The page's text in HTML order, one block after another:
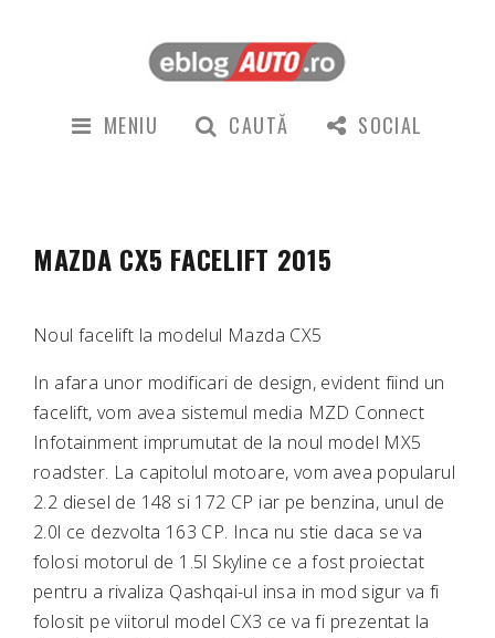
MENIU CAUTĂ SOCIAL
MAZDA CX5 FACELIFT 2015
Noul facelift la modelul Mazda CX5
In afara unor modificari de design, evident fiind un
facelift, vom avea sistemul media MZD Connect
Infotainment imprumutat de la noul model MX5
roadster. La capitolul motoare, vom avea popularul
2.2 diesel de 148 si 172 CP iar pe benzina, unul de
2.0l ce dezvolta 163 CP. Inca nu stie daca se va
folosi motorul de 1.5l Skyline ce a fost proiectat
pentru a rivaliza Qashqai-ul insa in mod sigur va fi
folosit pe viitorul model CX3 ce va fi prezentat la